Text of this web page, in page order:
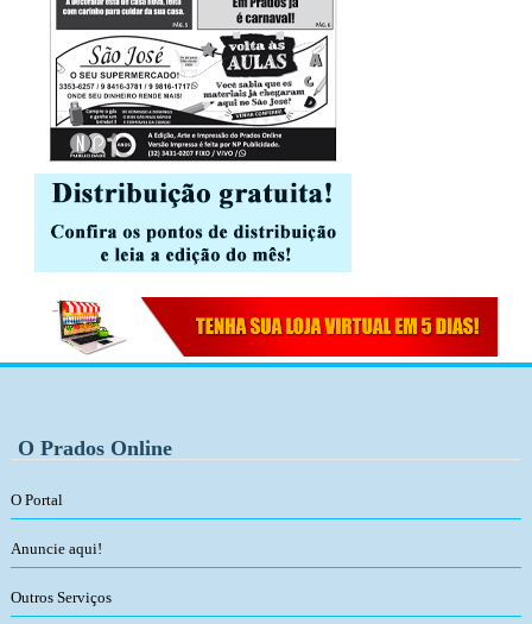
O Prados Online
O Portal
Anuncie aqui!
Outros Serviços